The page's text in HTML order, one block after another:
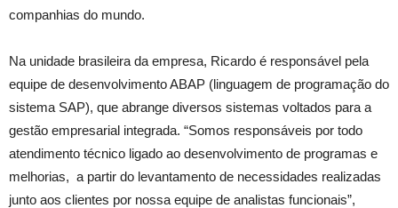
companhias do mundo.
Na unidade brasileira da empresa, Ricardo é responsável pela
equipe de desenvolvimento ABAP (linguagem de programação do
sistema SAP), que abrange diversos sistemas voltados para a
gestão empresarial integrada. “Somos responsáveis por todo
atendimento técnico ligado ao desenvolvimento de programas e
melhorias, a partir do levantamento de necessidades realizadas
junto aos clientes por nossa equipe de analistas funcionais”,